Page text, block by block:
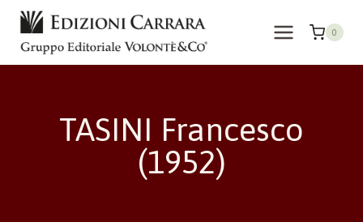
Salta
contenuto
0
TASINI Francesco
(1952)